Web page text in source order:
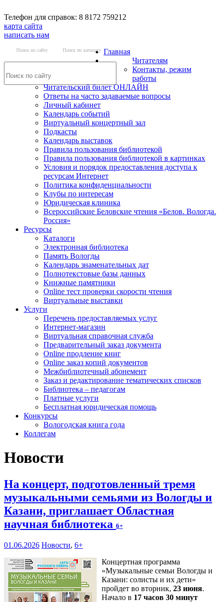
Телефон для справок: 8 8172 759212
карта сайта
написать нам
Поиск по сайту Поиск по каталогу Главная
Читателям
Контакты, режим
работы
Читательский билет ОНЛАЙН
Ответы на часто задаваемые вопросы
Личный кабинет
Календарь событий
Виртуальный концертный зал
Подкасты
Календарь выставок
Правила пользования библиотекой
Правила пользования библиотекой в картинках
Условия и порядок предоставления доступа к
ресурсам Интернет
Политика конфиденциальности
Клубы по интересам
Юридическая клиника
Всероссийские Беловские чтения «Белов. Вологда.
Россия»
Ресурсы
Каталоги
Электронная библиотека
Память Вологды
Календарь знаменательных дат
Полнотекстовые базы данных
Книжные памятники
Online тест проверки скорости чтения
Виртуальные выставки
Услуги
Перечень предоставляемых услуг
Интернет-магазин
Виртуальная справочная служба
Предварительный заказ документа
Online продление книг
Online заказ копий документов
Межбиблиотечный абонемент
Заказ и редактирование тематических списков
Библиотека – педагогам
Платные услуги
Бесплатная юридическая помощь
Конкурсы
Вологодская книга года
Коллегам
Новости
На концерт, подготовленный тремя
музыкальными семьями из Вологды и
Казани, приглашает Областная
научная библиотека 6+
01.06.2026 Новости, 6+
Концертная программа
«Музыкальные семьи Вологды и
Казани: солисты и их дети»
пройдет во вторник, 23 июня.
Начало в 17 часов 30 минут